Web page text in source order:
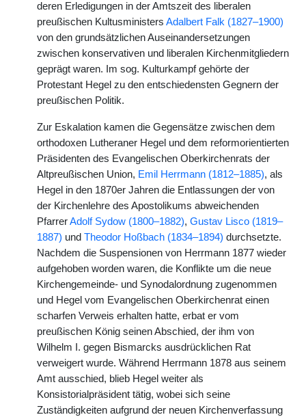
deren Erledigungen in der Amtszeit des liberalen
preußischen Kultusministers Adalbert Falk (1827–1900)
von den grundsätzlichen Auseinandersetzungen
zwischen konservativen und liberalen Kirchenmitgliedern
geprägt waren. Im sog. Kulturkampf gehörte der
Protestant Hegel zu den entschiedensten Gegnern der
preußischen Politik.
Zur Eskalation kamen die Gegensätze zwischen dem
orthodoxen Lutheraner Hegel und dem reformorientierten
Präsidenten des Evangelischen Oberkirchenrats der
Altpreußischen Union, Emil Herrmann (1812–1885), als
Hegel in den 1870er Jahren die Entlassungen der von
der Kirchenlehre des Apostolikums abweichenden
PfarrerAdolf Sydow (1800–1882), Gustav Lisco (1819–
1887) und Theodor Hoßbach (1834–1894) durchsetzte.
Nachdem die Suspensionen von Herrmann 1877 wieder
aufgehoben worden waren, die Konflikte um die neue
Kirchengemeinde- und Synodalordnung zugenommen
und Hegel vom Evangelischen Oberkirchenrat einen
scharfen Verweis erhalten hatte, erbat er vom
preußischen König seinen Abschied, der ihm von
Wilhelm I. gegen Bismarcks ausdrücklichen Rat
verweigert wurde. Während Herrmann 1878 aus seinem
Amt ausschied, blieb Hegel weiter als
Konsistorialpräsident tätig, wobei sich seine
Zuständigkeiten aufgrund der neuen Kirchenverfassung